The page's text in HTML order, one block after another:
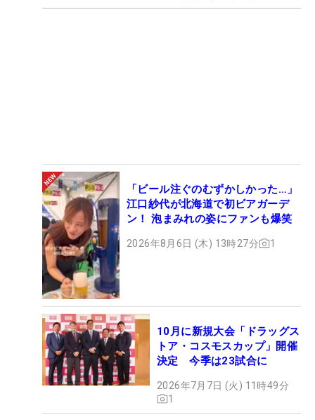
「ビール注ぐのむずかしかった…」
江口紗代が北海道で初ビアガーデ
ン！ 泡まみれの姿にファンも爆笑
2026年8月6日 (木) 13時27分 1
10月に新規大会「ドラッグス
トア・コスモスカップ」開催
決定 今季は23試合に
2026年7月7日 (火) 11時49分
1